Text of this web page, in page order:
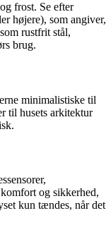
frost. Se efter
højere), som angiver,
rustfrit stål,
brug.
minimalistiske til
til husets arkitektur
og sikkerhed,
kun tændes, når det